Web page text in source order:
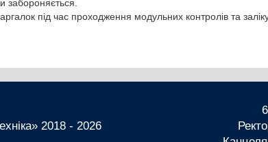
забороняється.
під час проходження модульних контролів та
2018 - 2026